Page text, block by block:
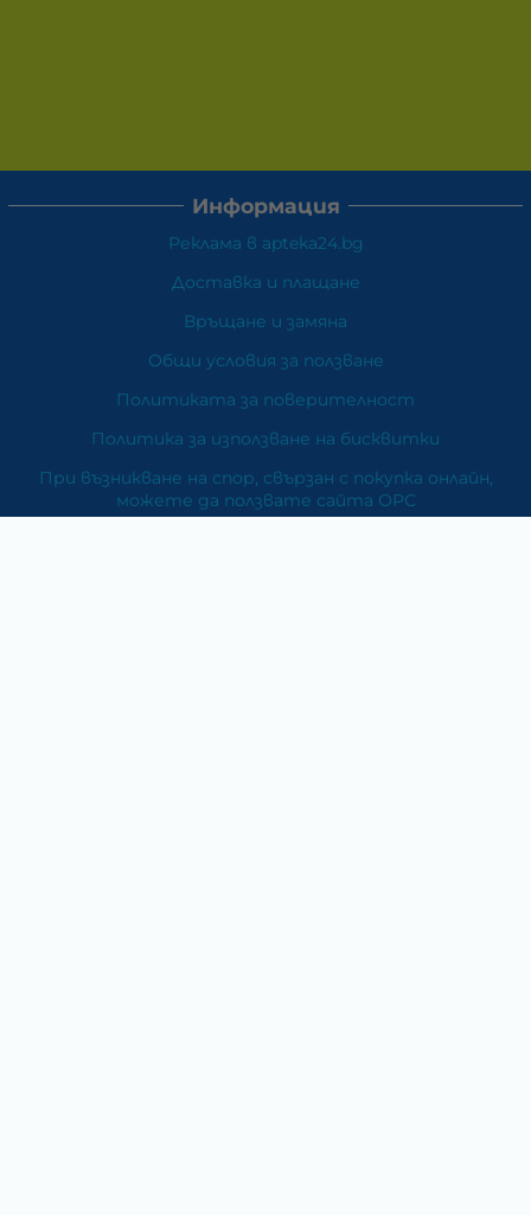
Информация
Реклама в apteka24.bg
Доставка и плащане
Връщане и замяна
Общи условия за ползване
Политиката за поверителност
Политика за използване на бисквитки
При възникване на спор, свързан с покупка онлайн,
можете да ползвате сайта ОРС